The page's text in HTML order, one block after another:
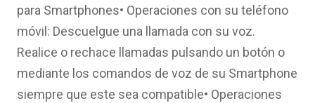
para Smartphones• Operaciones con su teléfono
móvil: Descuelgue una llamada con su voz.
Realice o rechace llamadas pulsando un botón o
mediante los comandos de voz de su Smartphone
siempre que este sea compatible• Operaciones